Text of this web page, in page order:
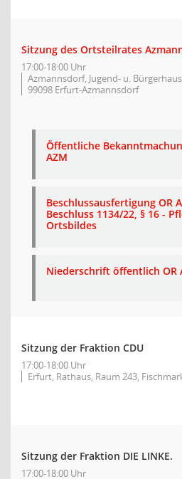
Sitzung des Ortsteilrates
17:00-18:00 Uhr
Azmannsdorf, Jugend- u.
99098 Erfurt-Azmannsdorf
Öffentliche
AZM
Beschlussausfertigung OR
Beschluss 1134/22, § 16 -
Ortsbildes
Niederschrift öffentlich OR
Sitzung der Fraktion CDU
17:00-18:00 Uhr
Erfurt, Rathaus, Raum 243,
Sitzung der Fraktion DIE LINKE.
17:00-18:00 Uhr